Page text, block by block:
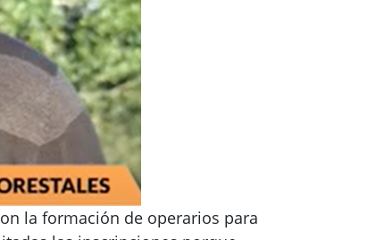
la formación de operarios para